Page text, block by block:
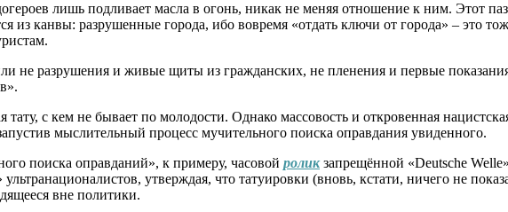
лишь подливает масла в огонь, никак не меняя отношение к ним. Этот
из канвы: разрушенные города, ибо вовремя «отдать ключи от города» – это
не разрушения и живые щиты из гражданских, не пленения и первые
тату, с кем не бывает по молодости. Однако массовость и откровенная
мыслительный процесс мучительного поиска оправдания увиденного.
поиска оправданий», к примеру, часовой роликзапрещённой «Deutsche
утверждая, что татуировки (вновь, кстати, ничего не
вне политики.